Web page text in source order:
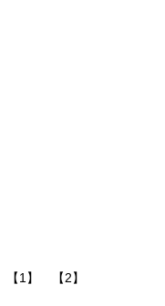
【1】 【2】